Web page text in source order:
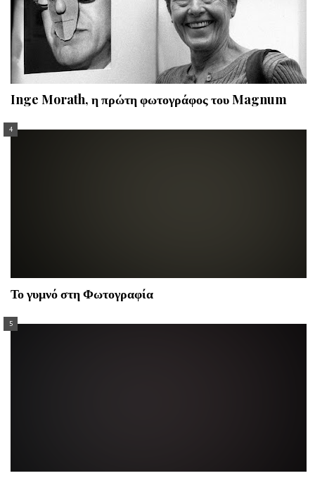
Inge Morath, η πρώτη φωτογράφος του Magnum
Το γυμνό στη Φωτογραφία